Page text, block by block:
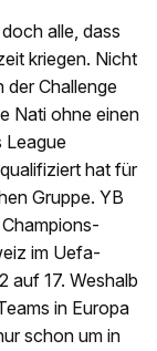
alle, dass
kriegen. Nicht
der Challenge
Nati ohne einen
League
hat für
Gruppe. YB
im Uefa-
auf 17. Weshalb
in Europa
schon um in